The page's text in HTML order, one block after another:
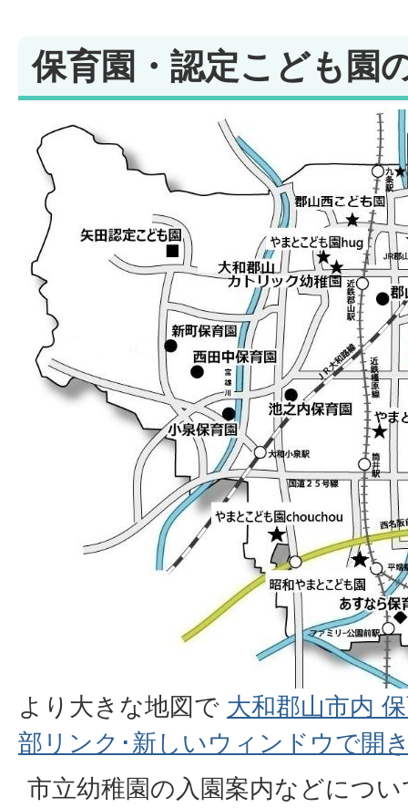
保育園・認定こども園
より大きな地図で 大和郡山市内
部リンク･新しいウィンドウで開
市立幼稚園の入園案内などにつ